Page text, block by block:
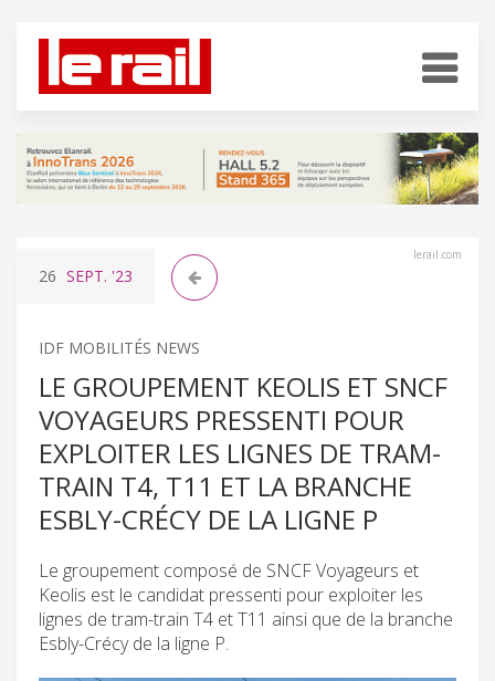
lerail.com
26 SEPT. '23
IDF MOBILITÉS NEWS
LE GROUPEMENT KEOLIS ET SNCF
VOYAGEURS PRESSENTI POUR
EXPLOITER LES LIGNES DE TRAM-
TRAIN T4, T11 ET LA BRANCHE
ESBLY-CRÉCY DE LA LIGNE P
Le groupement composé de SNCF Voyageurs et
Keolis est le candidat pressenti pour exploiter les
lignes de tram-train T4 et T11 ainsi que de la branche
Esbly-Crécy de la ligne P.